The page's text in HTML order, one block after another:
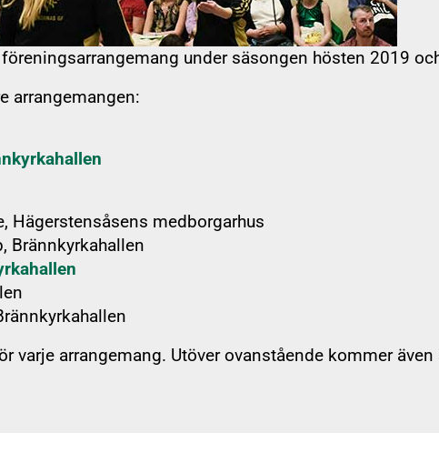
FAQ
SOL FAQ
under säsongen hösten 2019
arrangemangen:
Hägerstensåsens medborgarhus
Brännkyrkahallen
varje arrangemang. Utöver ovanstående kommer